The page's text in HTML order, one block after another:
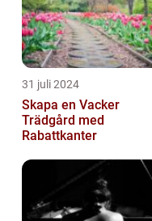
31 juli 2024
Skapa en Vacker
Trädgård med
Rabattkanter